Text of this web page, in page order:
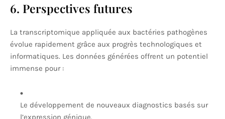
6. Perspectives futures
La transcriptomique appliquée aux bactéries pathogènes
évolue rapidement grâce aux progrès technologiques et
informatiques. Les données générées offrent un potentiel
immense pour :
Le développement de nouveaux diagnostics basés sur
l’expression génique.